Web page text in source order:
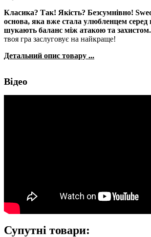
Класика? Так! Якість? Безсумнівно!
основа, яка вже стала улюбленцем серед
шукають баланс між атакою та захистом.
твоя гра заслуговує на найкраще!
Детальний опис товару ...
Відео
Супутні товари: